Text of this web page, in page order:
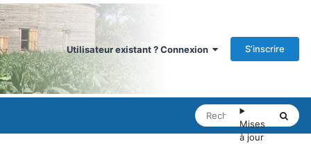
Utilisateur existant ? Connexion S’inscrire
Mises
à jour